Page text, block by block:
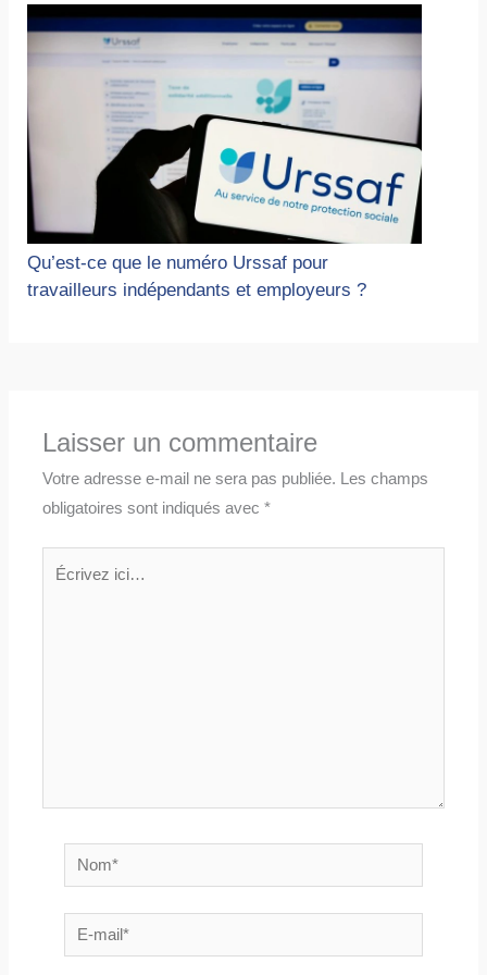
Qu’est-ce que le numéro Urssaf pour
travailleurs indépendants et employeurs ?
Laisser un commentaire
Votre adresse e-mail ne sera pas publiée. Les champs
obligatoires sont indiqués avec*
Nom*
E-
mail*